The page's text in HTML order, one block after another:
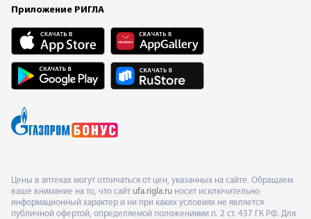
Приложение РИГЛА
Цены в аптеках могут отличаться от цен, указанных на сайте. Обращаем
ваше внимание на то, что сайт ufa.rigla.ru носит исключительно
информационный характер и ни при каких условиях не является
публичной офертой, определяемой положениями п. 2 ст. 437 ГК РФ. Для